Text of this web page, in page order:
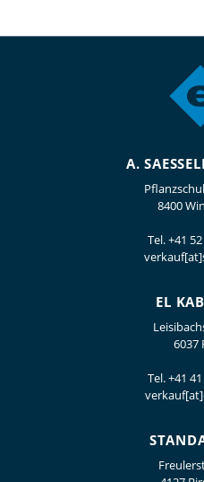
A.
8400
Tel.+41
EL
6037
Tel.+41